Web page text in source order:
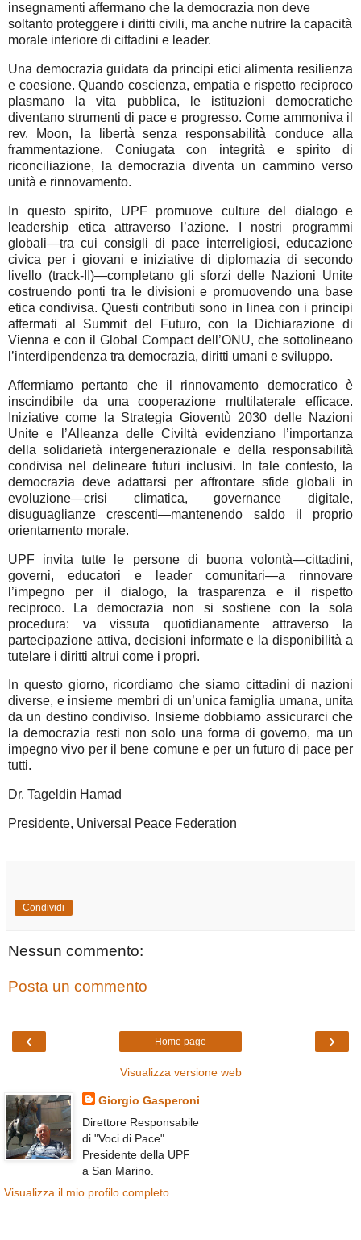
insegnamenti affermano che la democrazia non deve
soltanto proteggere i diritti civili, ma anche nutrire la capacità
morale interiore di cittadini e leader.
Una democrazia guidata da principi etici alimenta resilienza
e coesione. Quando coscienza, empatia e rispetto reciproco
plasmano la vita pubblica, le istituzioni democratiche
diventano strumenti di pace e progresso. Come ammoniva il
rev. Moon, la libertà senza responsabilità conduce alla
frammentazione. Coniugata con integrità e spirito di
riconciliazione, la democrazia diventa un cammino verso
unità e rinnovamento.
In questo spirito, UPF promuove culture del dialogo e
leadership etica attraverso l’azione. I nostri programmi
globali—tra cui consigli di pace interreligiosi, educazione
civica per i giovani e iniziative di diplomazia di secondo
livello (track-II)—completano gli sforzi delle Nazioni Unite
costruendo ponti tra le divisioni e promuovendo una base
etica condivisa. Questi contributi sono in linea con i principi
affermati al Summit del Futuro, con la Dichiarazione di
Vienna e con il Global Compact dell’ONU, che sottolineano
l’interdipendenza tra democrazia, diritti umani e sviluppo.
Affermiamo pertanto che il rinnovamento democratico è
inscindibile da una cooperazione multilaterale efficace.
Iniziative come la Strategia Gioventù 2030 delle Nazioni
Unite e l’Alleanza delle Civiltà evidenziano l’importanza
della solidarietà intergenerazionale e della responsabilità
condivisa nel delineare futuri inclusivi. In tale contesto, la
democrazia deve adattarsi per affrontare sfide globali in
evoluzione—crisi climatica, governance digitale,
disuguaglianze crescenti—mantenendo saldo il proprio
orientamento morale.
UPF invita tutte le persone di buona volontà—cittadini,
governi, educatori e leader comunitari—a rinnovare
l’impegno per il dialogo, la trasparenza e il rispetto
reciproco. La democrazia non si sostiene con la sola
procedura: va vissuta quotidianamente attraverso la
partecipazione attiva, decisioni informate e la disponibilità a
tutelare i diritti altrui come i propri.
In questo giorno, ricordiamo che siamo cittadini di nazioni
diverse, e insieme membri di un’unica famiglia umana, unita
da un destino condiviso. Insieme dobbiamo assicurarci che
la democrazia resti non solo una forma di governo, ma un
impegno vivo per il bene comune e per un futuro di pace per
tutti.
Dr. Tageldin Hamad
Presidente, Universal Peace Federation
Condividi
Nessun commento:
Posta un commento
‹ ›
Home page
Visualizza versione web
Giorgio Gasperoni
Direttore Responsabile
di "Voci di Pace"
Presidente della UPF
a San Marino.
Visualizza il mio profilo completo